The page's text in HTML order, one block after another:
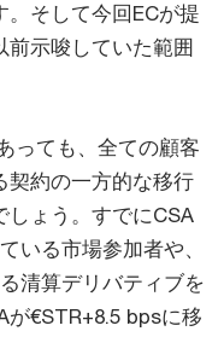
そして今回ECが提
示唆していた範囲
っても、全ての顧客
契約の一方的な移行
しょう。すでにCSA
いる市場参加者や、
清算デリバティブを
が€STR+8.5 bpsに移